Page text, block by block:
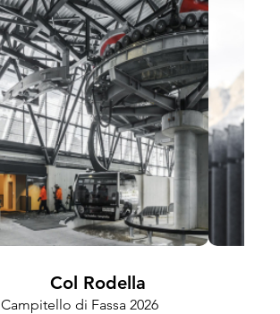
Col Rodella
Campitello di Fassa 2026